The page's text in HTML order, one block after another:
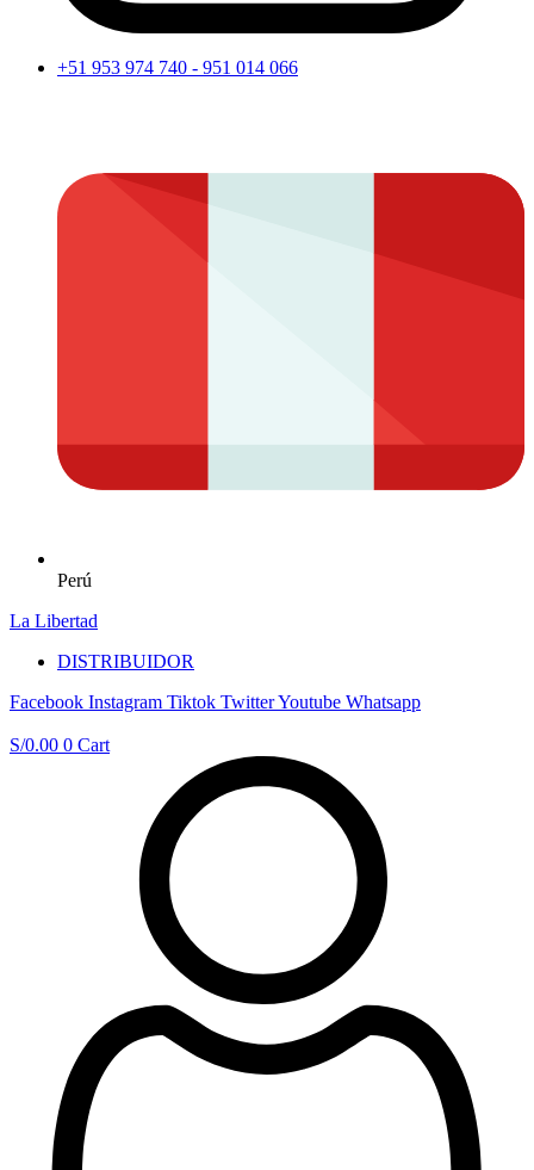
+51 953 974 740 - 951 014 066
Perú
La Libertad
DISTRIBUIDOR
Facebook Instagram Tiktok TwitterYoutube Whatsapp
S/0.00 0 Cart